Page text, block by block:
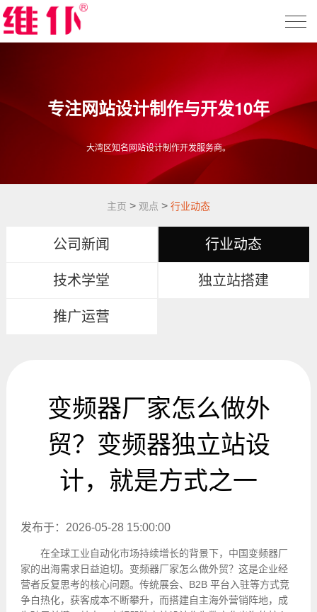
专注网站设计制作与开发10年
大湾区知名网站设计制作开发服务商。
主页 > 观点 > 行业动态
公司新闻 行业动态
技术学堂 独立站搭建
推广运营
变频器厂家怎么做外
贸？变频器独立站设
计，就是方式之一
发布于：2026-05-28 15:00:00
在全球工业自动化市场持续增长的背景下，中国变频器厂
家的出海需求日益迫切。变频器厂家怎么做外贸？这是企业经
营者反复思考的核心问题。传统展会、B2B 平台入驻等方式竞
争白热化，获客成本不断攀升，而搭建自主海外营销阵地，成